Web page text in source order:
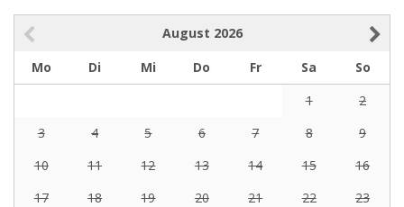
August 2026
Mo
Di Mi Do Fr Sa
So
1
2
3
4 5 6 7 8
9
10
11 12 13 14 15
16
17
18 19 20 21 22
23